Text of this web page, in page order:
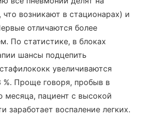
что возникают в стационарах) и
отличаются более
По статистике, в блоках
шансы подцепить
увеличиваются
Проще говоря, пробыв в
месяца, пациент с высокой
заработает воспаление легких.